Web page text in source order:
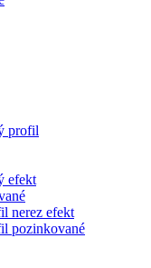
profil
efekt
nerez efekt
pozinkované